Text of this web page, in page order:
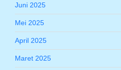
Juni 2025
Mei 2025
April 2025
Maret 2025